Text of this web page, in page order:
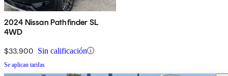
2024 Nissan Pathfinder SL
4WD
$33,900 Sin calificación
Se aplican tarifas